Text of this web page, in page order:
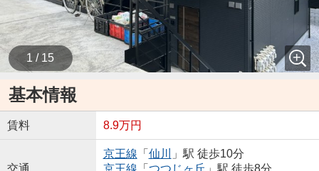
1 / 15
基本情報
賃料 8.9万円
交通
京王線 「 仙川
」駅 徒歩10分
京王線 「 つつじヶ丘 」駅 徒歩8分